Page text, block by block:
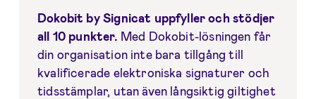
Dokobit by Signicat uppfyller och stödjer
all 10 punkter. Med Dokobit-lösningen får
din organisation inte bara tillgång till
kvalificerade elektroniska signaturer och
tidsstämplar, utan även långsiktig giltighet